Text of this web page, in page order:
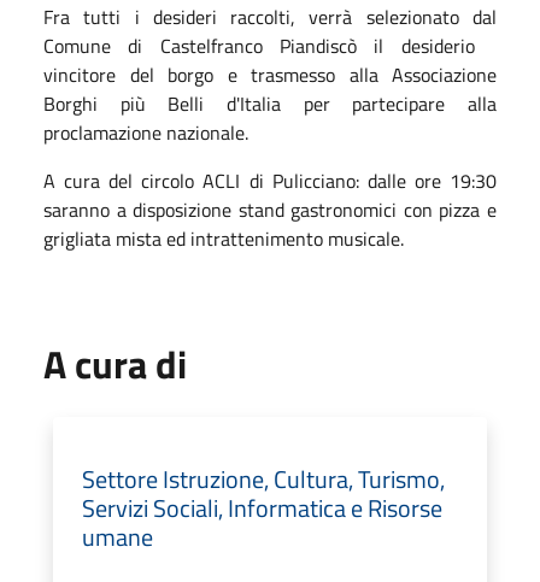
Fra tutti i desideri raccolti, verrà selezionato dal
Comune di Castelfranco Piandiscò il desiderio
vincitore del borgo e trasmesso alla Associazione
Borghi più Belli d'Italia per partecipare alla
proclamazione nazionale.
A cura del circolo ACLI di Pulicciano: dalle ore 19:30
saranno a disposizione stand gastronomici con pizza e
grigliata mista ed intrattenimento musicale.
A cura di
Settore Istruzione, Cultura, Turismo,
Servizi Sociali, Informatica e Risorse
umane